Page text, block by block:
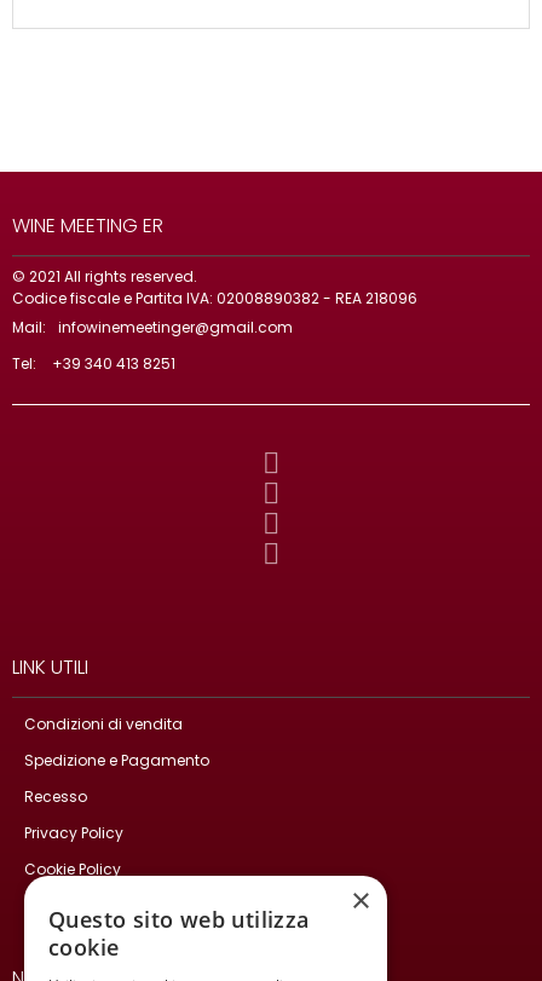
WINE MEETING ER
© 2021 All rights reserved.
Codice fiscale e Partita IVA: 02008890382 - REA 218096
Mail:
infowinemeetinger@gmail.com
Tel:
+39 340 413 8251
LINK UTILI
Condizioni di vendita
Spedizione e Pagamento
Recesso
Privacy Policy
Cookie Policy
×
Questo sito web utilizza
cookie